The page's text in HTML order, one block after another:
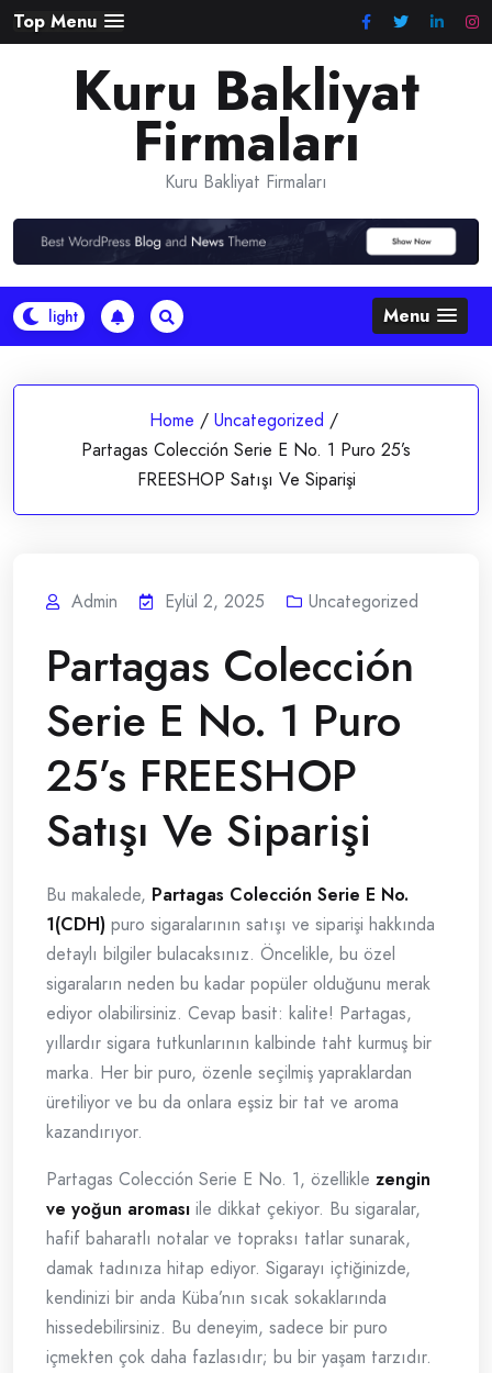
Skip
to
Top Menu
Kuru Bakliyat
Firmaları
Kuru Bakliyat Firmaları
Menu
Home / Uncategorized /
Partagas Colección Serie E No. 1 Puro 25’s
FREESHOP Satışı Ve Siparişi
Admin Eylül 2, 2025 Uncategorized
Partagas Colección
Serie E No. 1 Puro
25’s FREESHOP
Satışı Ve Siparişi
Bu makalede, Partagas Colección Serie E No.
1(CDH) puro sigaralarının satışı ve siparişi hakkında
detaylı bilgiler bulacaksınız. Öncelikle, bu özel
sigaraların neden bu kadar popüler olduğunu merak
ediyor olabilirsiniz. Cevap basit: kalite! Partagas,
yıllardır sigara tutkunlarının kalbinde taht kurmuş bir
marka. Her bir puro, özenle seçilmiş yapraklardan
üretiliyor ve bu da onlara eşsiz bir tat ve aroma
kazandırıyor.
Partagas Colección Serie E No. 1, özellikle zengin
ve yoğun aroması ile dikkat çekiyor. Bu sigaralar,
hafif baharatlı notalar ve topraksı tatlar sunarak,
damak tadınıza hitap ediyor. Sigarayı içtiğinizde,
kendinizi bir anda Küba’nın sıcak sokaklarında
hissedebilirsiniz. Bu deneyim, sadece bir puro
içmekten çok daha fazlasıdır; bu bir yaşam tarzıdır.